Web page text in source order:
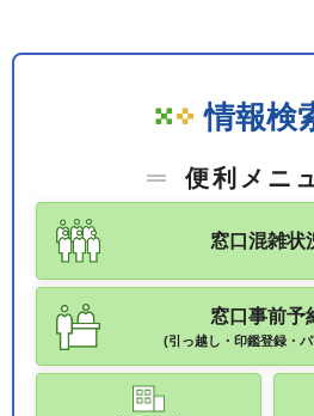
情報検
便利メニ
窓口混雑状
窓口事前予
(引っ越し・印鑑登録・